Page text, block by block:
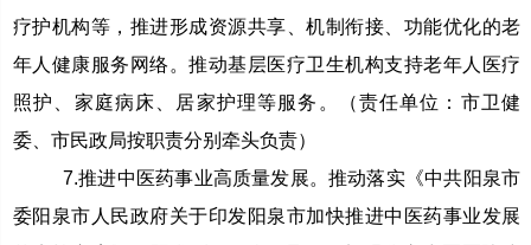
疗护机构等，推进形成资源共享、机制衔接、功能优化的老
年人健康服务网络。推动基层医疗卫生机构支持老年人医疗
照护、家庭病床、居家护理等服务。（责任单位：市卫健
委、市民政局按职责分别牵头负责）
7.推进中医药事业高质量发展。推动落实《中共阳泉市
委阳泉市人民政府关于印发阳泉市加快推进中医药事业发展